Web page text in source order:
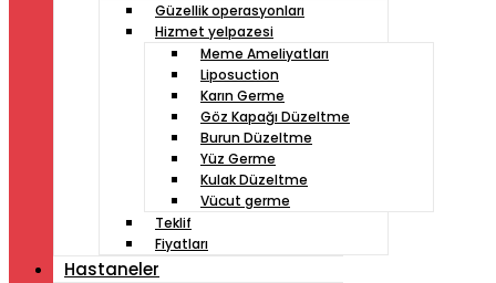
Güzellik operasyonları
Hizmet yelpazesi
Meme Ameliyatları
Liposuction
Karın Germe
Göz Kapağı Düzeltme
Burun Düzeltme
Yüz Germe
Kulak Düzeltme
Vücut germe
Teklif
Fiyatları
Hastaneler